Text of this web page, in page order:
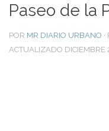
Paseo de la
POR MR DIARIO URBANO
ACTUALIZADO DICIEMBRE